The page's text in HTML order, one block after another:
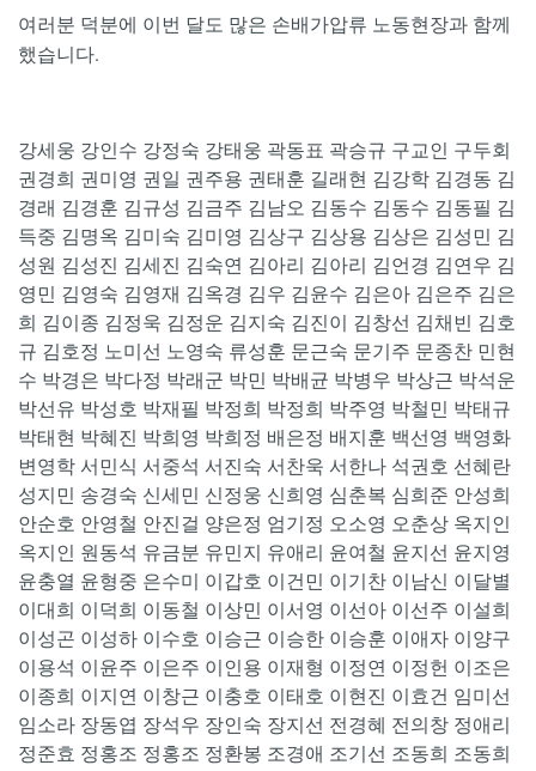
여러분 덕분에 이번 달도 많은 손배가압류 노동현장과 함께
했습니다.
강세웅 강인수 강정숙 강태웅 곽동표 곽승규 구교인 구두회
권경희 권미영 권일 권주용 권태훈 길래현 김강학 김경동 김
경래 김경훈 김규성 김금주 김남오 김동수 김동수 김동필 김
득중 김명옥 김미숙 김미영 김상구 김상용 김상은 김성민 김
성원 김성진 김세진 김숙연 김아리 김아리 김언경 김연우 김
영민 김영숙 김영재 김옥경 김우 김윤수 김은아 김은주 김은
희 김이종 김정욱 김정운 김지숙 김진이 김창선 김채빈 김호
규 김호정 노미선 노영숙 류성훈 문근숙 문기주 문종찬 민현
수 박경은 박다정 박래군 박민 박배균 박병우 박상근 박석운
박선유 박성호 박재필 박정희 박정희 박주영 박철민 박태규
박태현 박혜진 박희영 박희정 배은정 배지훈 백선영 백영화
변영학 서민식 서중석 서진숙 서찬욱 서한나 석권호 선혜란
성지민 송경숙 신세민 신정웅 신희영 심춘복 심희준 안성희
안순호 안영철 안진걸 양은정 엄기정 오소영 오춘상 옥지인
옥지인 원동석 유금분 유민지 유애리 윤여철 윤지선 윤지영
윤충열 윤형중 은수미 이갑호 이건민 이기찬 이남신 이달별
이대희 이덕희 이동철 이상민 이서영 이선아 이선주 이설희
이성곤 이성하 이수호 이승근 이승한 이승훈 이애자 이양구
이용석 이윤주 이은주 이인용 이재형 이정연 이정헌 이조은
이종희 이지연 이창근 이충호 이태호 이현진 이효건 임미선
임소라 장동엽 장석우 장인숙 장지선 전경혜 전의창 정애리
정준효 정홍조 정홍조 정환봉 조경애 조기선 조동희 조동희